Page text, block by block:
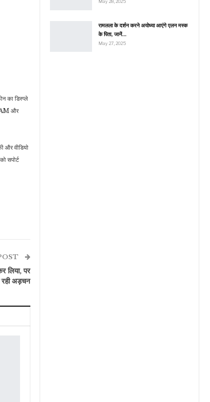
का डिस्प्ले
और
और वीडियो
सपोर्ट
लिया, पर
रही अड़चन
May 28, 2025
रामलला के दर्शन करने अयोध्या आएंगे एलन मस्क
के पिता, जानें…
May 27, 2025